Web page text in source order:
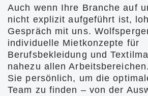
Auch wenn Ihre Branche auf
nicht explizit aufgeführt ist,
Gespräch mit uns.
individuelle Mietkonzepte für
Berufsbekleidung und
nahezu allen
Sie persönlich, um die
Team zu finden – von der